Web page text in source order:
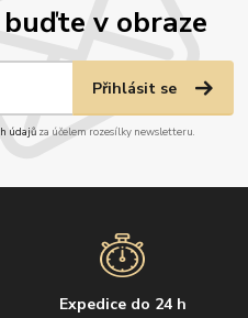
v obraze
Přihlásit se
údajůza účelem rozesílky newsletteru.
Expedice do 24 h